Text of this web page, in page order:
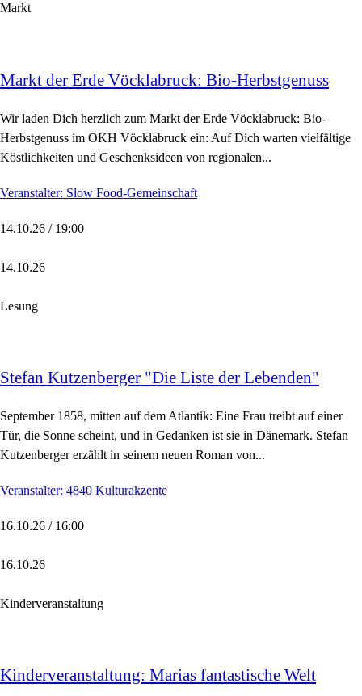
Markt
Markt der Erde Vöcklabruck: Bio-Herbstgenuss
Wir laden Dich herzlich zum Markt der Erde Vöcklabruck: Bio-
Herbstgenuss im OKH Vöcklabruck ein: Auf Dich warten vielfältige
Köstlichkeiten und Geschenksideen von regionalen...
Veranstalter: Slow Food-Gemeinschaft
14.10.26 / 19:00
14.10.26
Lesung
Stefan Kutzenberger "Die Liste der Lebenden"
September 1858, mitten auf dem Atlantik: Eine Frau treibt auf einer
Tür, die Sonne scheint, und in Gedanken ist sie in Dänemark. Stefan
Kutzenberger erzählt in seinem neuen Roman von...
Veranstalter: 4840 Kulturakzente
16.10.26 / 16:00
16.10.26
Kinderveranstaltung
Kinderveranstaltung: Marias fantastische Welt